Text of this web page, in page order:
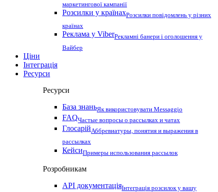
маркетингової кампанії
Розсилки у країнахРозсилки повідомлень у різних
країнах
Реклама у ViberРекламні банери і оголошення у
Вайбер
Ціни
Інтеграція
Ресурси
Ресурси
База знаньЯк використовувати Messaggio
FAQЧастые вопросы о рассылках и чатах
ГлосарійАббревиатуры, понятия и выражения в
рассылках
КейсиПримеры использования рассылок
Розробникам
API документаціяІнтеграція розсилок у вашу